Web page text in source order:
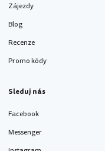
Zájezdy
Blog
Recenze
Promo kódy
Sleduj nás
Facebook
Messenger